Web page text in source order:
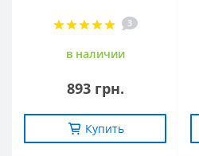
3
в наличии
893 грн.
Купить